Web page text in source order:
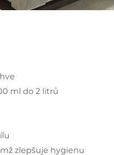
ml do 2 litrů
zlepšuje hygienu